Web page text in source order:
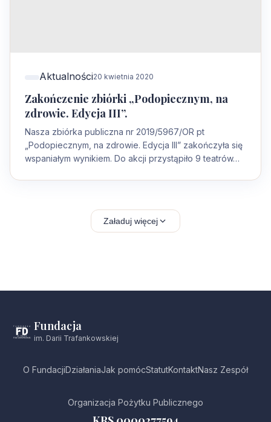
Aktualności20 kwietnia 2020
Zakończenie zbiórki „Podopiecznym, na
zdrowie. Edycja III”.
Nasza zbiórka publiczna nr 2019/5967/OR pt
„Podopiecznym, na zdrowie. Edycja III” zakończyła się
wspaniałym wynikiem. Do akcji przystąpiło 9 teatrów…
Załaduj więcej
Fundacja
im. Darii Trafankowskiej
O FundacjiDziałaniaJak pomócStatutKontaktNasz Zespół
Organizacja Pożytku Publicznego